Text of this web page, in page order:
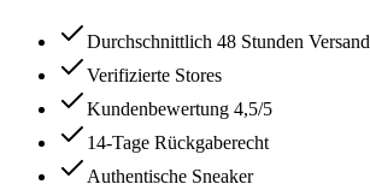
Durchschnittlich 48 Stunden Versand
Verifizierte Stores
Kundenbewertung 4,5/5
14-Tage Rückgaberecht
Authentische Sneaker